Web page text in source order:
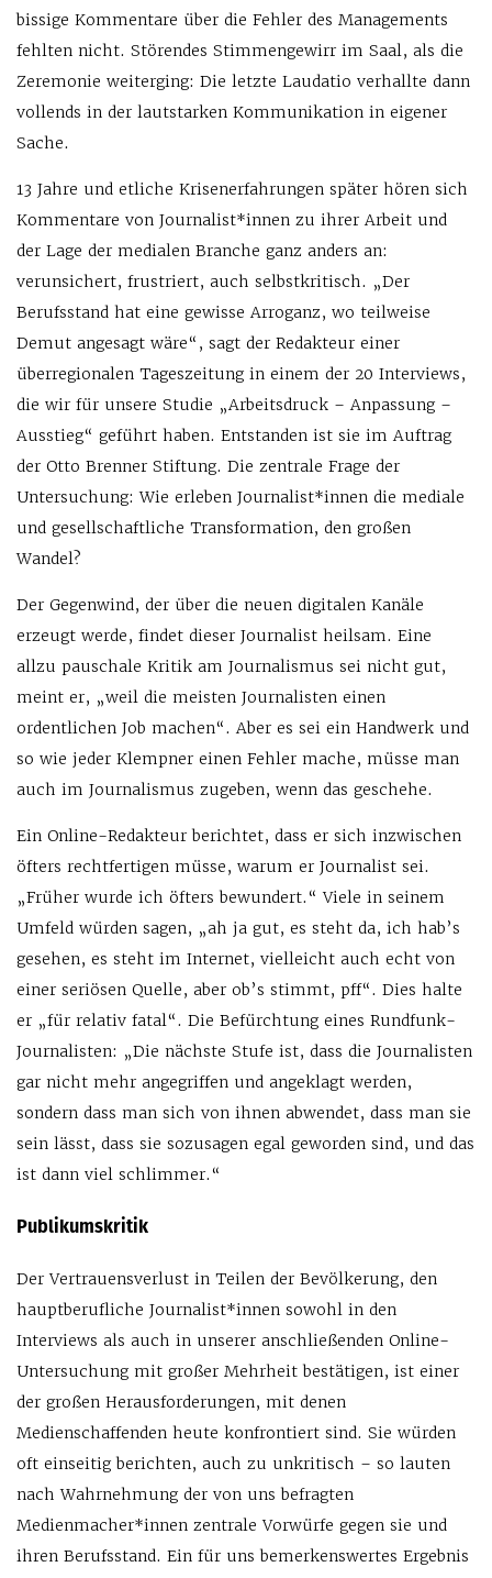
bissige Kommentare über die Fehler des Managements
fehlten nicht. Störendes Stimmengewirr im Saal, als die
Zeremonie weiterging: Die letzte Laudatio verhallte dann
vollends in der lautstarken Kommunikation in eigener
Sache.
13 Jahre und etliche Krisenerfahrungen später hören sich
Kommentare von Journalist*innen zu ihrer Arbeit und
der Lage der medialen Branche ganz anders an:
verunsichert, frustriert, auch selbstkritisch. „Der
Berufsstand hat eine gewisse Arroganz, wo teilweise
Demut angesagt wäre“, sagt der Redakteur einer
überregionalen Tageszeitung in einem der 20 Interviews,
die wir für unsere Studie „Arbeitsdruck – Anpassung –
Ausstieg“ geführt haben. Entstanden ist sie im Auftrag
der Otto Brenner Stiftung. Die zentrale Frage der
Untersuchung: Wie erleben Journalist*innen die mediale
und gesellschaftliche Transformation, den großen
Wandel?
Der Gegenwind, der über die neuen digitalen Kanäle
erzeugt werde, findet dieser Journalist heilsam. Eine
allzu pauschale Kritik am Journalismus sei nicht gut,
meint er, „weil die meisten Journalisten einen
ordentlichen Job machen“. Aber es sei ein Handwerk und
so wie jeder Klempner einen Fehler mache, müsse man
auch im Journalismus zugeben, wenn das geschehe.
Ein Online-Redakteur berichtet, dass er sich inzwischen
öfters rechtfertigen müsse, warum er Journalist sei.
„Früher wurde ich öfters bewundert.“ Viele in seinem
Umfeld würden sagen, „ah ja gut, es steht da, ich hab’s
gesehen, es steht im Internet, vielleicht auch echt von
einer seriösen Quelle, aber ob’s stimmt, pff“. Dies halte
er „für relativ fatal“. Die Befürchtung eines Rundfunk-
Journalisten: „Die nächste Stufe ist, dass die Journalisten
gar nicht mehr angegriffen und angeklagt werden,
sondern dass man sich von ihnen abwendet, dass man sie
sein lässt, dass sie sozusagen egal geworden sind, und das
ist dann viel schlimmer.“
Publikumskritik
Der Vertrauensverlust in Teilen der Bevölkerung, den
hauptberufliche Journalist*innen sowohl in den
Interviews als auch in unserer anschließenden Online-
Untersuchung mit großer Mehrheit bestätigen, ist einer
der großen Herausforderungen, mit denen
Medienschaffenden heute konfrontiert sind. Sie würden
oft einseitig berichten, auch zu unkritisch – so lauten
nach Wahrnehmung der von uns befragten
Medienmacher*innen zentrale Vorwürfe gegen sie und
ihren Berufsstand. Ein für uns bemerkenswertes Ergebnis